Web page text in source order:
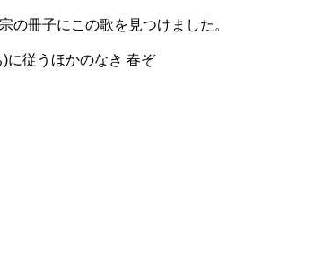
の冊子にこの歌を見つけました。
に従うほかのなき 春ぞ